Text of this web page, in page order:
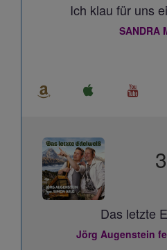
Ich klau für uns
SANDRA
3
Das letzte
Jörg Augenstein